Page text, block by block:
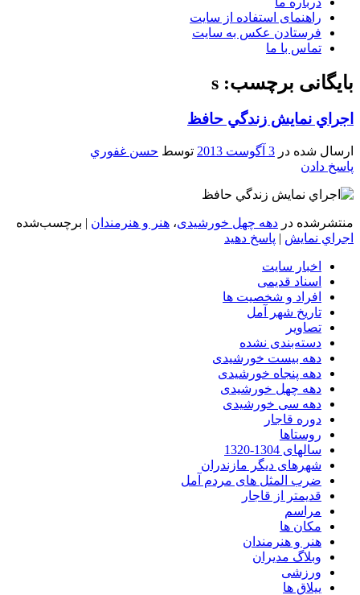
راهنمای استفاده از سایت
فرستادن عکس به سایت
تماس با ما
بایگانی برچسب: s
اجراي نمايش زندگي حافظ
ارسال شده در 3 آگوست 2013 توسط حسن غفوري
پاسخ دادن
منتشرشده در دهه چهل خورشیدی، هنر و هنرمندان | برچسب‌شده
اجراي نمايش | پاسخ دهید
اخبار سایت
اسناد قدیمی
افراد و شخصیت ها
تاریخ شهر آمل
تصاویر
دسته‌بندی نشده
دهه بیست خورشیدی
دهه پنجاه خورشیدی
دهه چهل خورشیدی
دهه سی خورشیدی
دوره قاجار
روستاها
سالهای 1304-1320
شهرهای دیگر مازندران
ضرب المثل های مردم آمل
قدیمتر از قاجار
مراسم
مکان ها
هنر و هنرمندان
وبلاگ مدیران
ورزشی
ییلاق ها